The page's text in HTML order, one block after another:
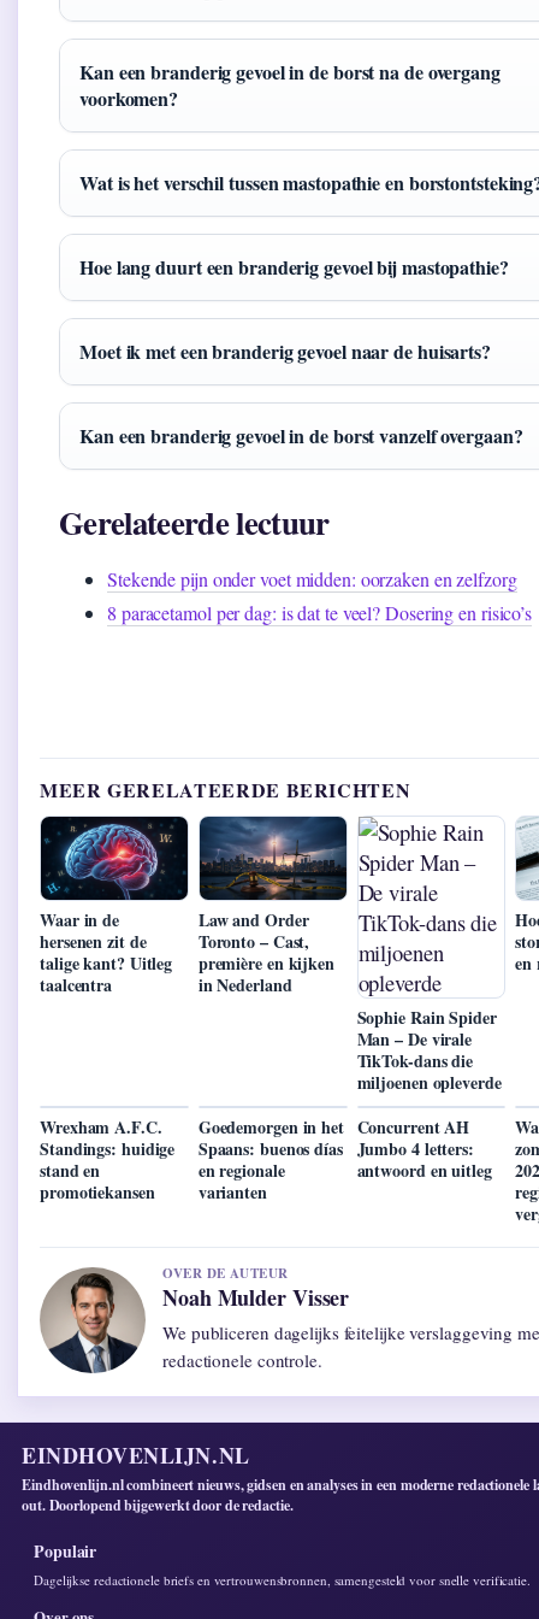
Kan een branderig gevoel in de borst na de overgang
voorkomen?
Wat is het verschil tussen mastopathie en
Hoe lang duurt een branderig gevoel bij mastopathie?
Moet ik met een branderig gevoel naar de huisarts?
Kan een branderig gevoel in de borst vanzelf overgaan?
Gerelateerde lectuur
Stekende pijn onder voet midden: oorzaken en zelfzorg
8 paracetamol per dag: is dat te veel? Dosering en risico’s
MEER GERELATEERDE BERICHTEN
Waar in de
hersenen zit de
talige kant? Uitleg
taalcentra
Law and Order
Toronto – Cast,
première en kijken
in Nederland
Sophie Rain Spider
Man – De virale
TikTok-dans die
miljoenen opleverde
en
Wrexham A.F.C.
Standings: huidige
stand en
promotiekansen
Goedemorgen in het
Spaans: buenos días
en regionale
varianten
Concurrent AH
Jumbo 4 letters:
antwoord en uitleg
OVER DE AUTEUR
Noah Mulder Visser
We publiceren dagelijks feitelijke verslaggeving
redactionele controle.
EINDHOVENLIJN.NL
Eindhovenlijn.nl combineert nieuws, gidsen en analyses in een moderne redactionele
out. Doorlopend bijgewerkt door de redactie.
Populair
Dagelijkse redactionele briefs en vertrouwensbronnen, samengesteld voor snelle verificatie.